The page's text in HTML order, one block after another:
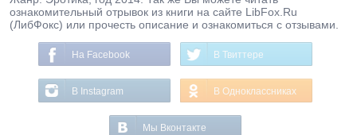
ознакомительный отрывок из книги на сайте LibFox.Ru
(ЛибФокс) или прочесть описание и ознакомиться с отзывами.
На Facebook В Твиттере
В Instagram В Одноклассниках
Мы Вконтакте